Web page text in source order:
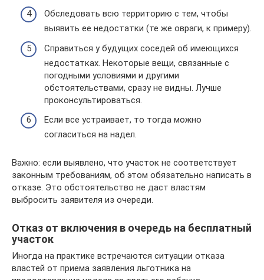
Обследовать всю территорию с тем, чтобы
выявить ее недостатки (те же овраги, к примеру).
Справиться у будущих соседей об имеющихся
недостатках. Некоторые вещи, связанные с
погодными условиями и другими
обстоятельствами, сразу не видны. Лучше
проконсультироваться.
Если все устраивает, то тогда можно
согласиться на надел.
Важно: если выявлено, что участок не соответствует
законным требованиям, об этом обязательно написать в
отказе. Это обстоятельство не даст властям
выбросить заявителя из очереди.
Отказ от включения в очередь на бесплатный
участок
Иногда на практике встречаются ситуации отказа
властей от приема заявления льготника на